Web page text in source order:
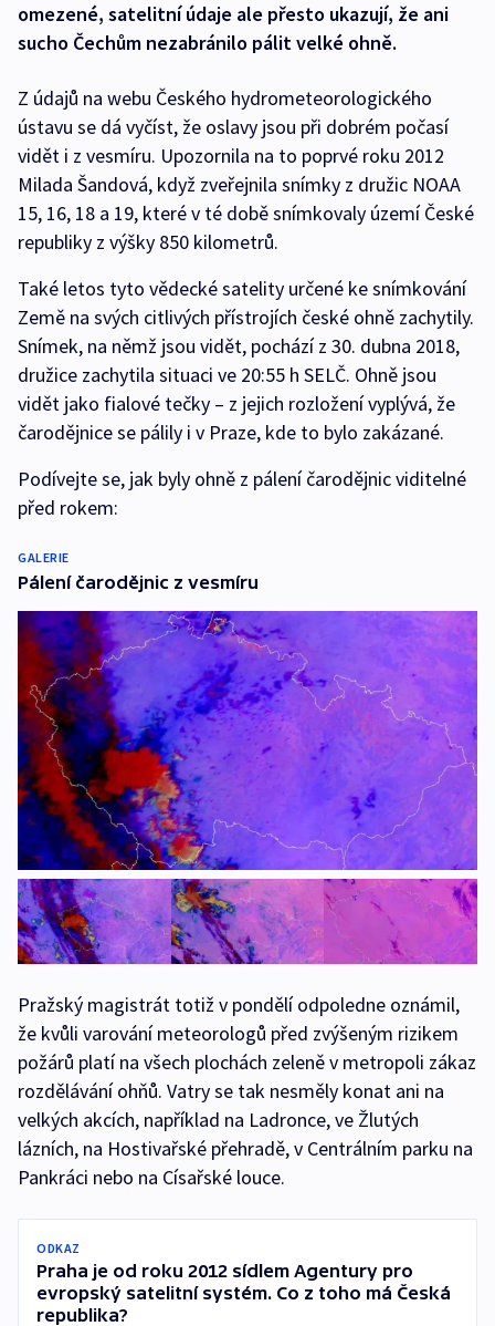
omezené, satelitní údaje ale přesto ukazují, že ani
sucho Čechům nezabránilo pálit velké ohně.
Z údajů na webu Českého hydrometeorologického
ústavu se dá vyčíst, že oslavy jsou při dobrém počasí
vidět i z vesmíru. Upozornila na to poprvé roku 2012
Milada Šandová, když zveřejnila snímky z družic NOAA
15, 16, 18 a 19, které v té době snímkovaly území České
republiky z výšky 850 kilometrů.
Také letos tyto vědecké satelity určené ke snímkování
Země na svých citlivých přístrojích české ohně zachytily.
Snímek, na němž jsou vidět, pochází z 30. dubna 2018,
družice zachytila situaci ve 20:55 h SELČ. Ohně jsou
vidět jako fialové tečky – z jejich rozložení vyplývá, že
čarodějnice se pálily i v Praze, kde to bylo zakázané.
Podívejte se, jak byly ohně z pálení čarodějnic viditelné
před rokem:
GALERIE
Pálení čarodějnic z vesmíru
Pražský magistrát totiž v pondělí odpoledne oznámil,
že kvůli varování meteorologů před zvýšeným rizikem
požárů platí na všech plochách zeleně v metropoli zákaz
rozdělávání ohňů. Vatry se tak nesměly konat ani na
velkých akcích, například na Ladronce, ve Žlutých
lázních, na Hostivařské přehradě, v Centrálním parku na
Pankráci nebo na Císařské louce.
ODKAZ
Praha je od roku 2012 sídlem Agentury pro
evropský satelitní systém. Co z toho má Česká
republika?